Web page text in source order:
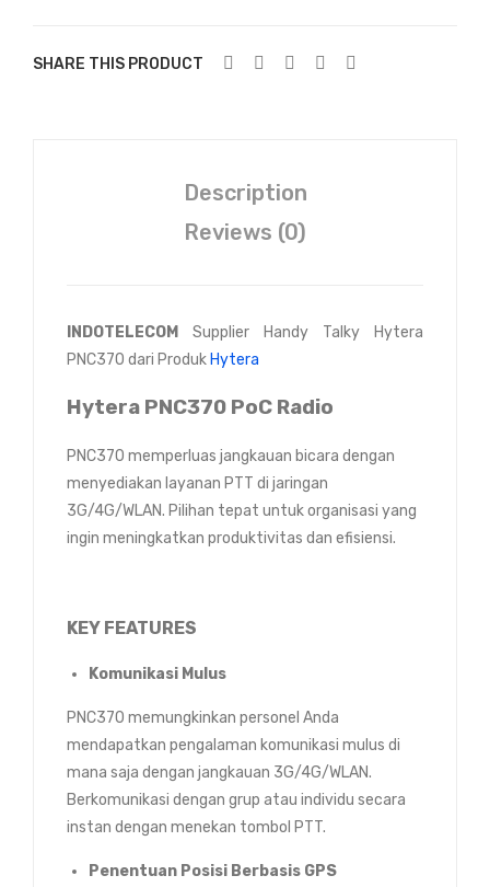
SHARE THIS PRODUCT
Description
Reviews (0)
INDOTELECOM Supplier Handy Talky Hytera
PNC370 dari Produk Hytera
Hytera PNC370 PoC Radio
PNC370 memperluas jangkauan bicara dengan
menyediakan layanan PTT di jaringan
3G/4G/WLAN. Pilihan tepat untuk organisasi yang
ingin meningkatkan produktivitas dan efisiensi.
KEY FEATURES
Komunikasi Mulus
PNC370 memungkinkan personel Anda
mendapatkan pengalaman komunikasi mulus di
mana saja dengan jangkauan 3G/4G/WLAN.
Berkomunikasi dengan grup atau individu secara
instan dengan menekan tombol PTT.
Penentuan Posisi Berbasis GPS